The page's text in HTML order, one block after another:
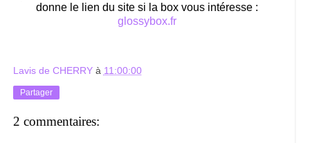
donne le lien du site si la box vous intéresse :
glossybox.fr
Lavis de CHERRY à 11:00:00
Partager
2 commentaires: